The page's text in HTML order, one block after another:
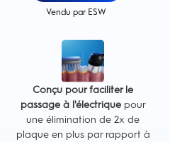
Vendu par ESW
Conçu pour faciliter le
passage à l'électriquepour
une élimination de 2x de
plaque en plus par rapport à